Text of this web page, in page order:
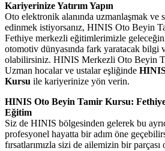
Kariyerinize Yatırım Yapın
Oto elektronik alanında uzmanlaşmak ve
edinmek istiyorsanız, HINIS Oto Beyin
Fethiye merkezli eğitimlerimizle
otomotiv dünyasında fark yaratacak bilgi
olabilirsiniz. HINIS Merkezli Oto Beyin
Uzman hocalar ve ustalar eşliğinde
Kursu ile kariyerinize yön verin.
HINIS Oto Beyin Tamir Kursu:
Eğitim
Siz de HINIS bölgesinden gelerek bu
profesyonel hayatta bir adım öne
fırsatlarımızla sizi de ailemizin bir